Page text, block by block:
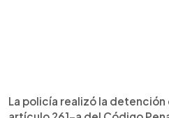
La policía realizó la detención